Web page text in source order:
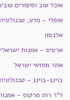
אוכל טוב וסיפורים
אופלי – מדע, טכנולוגיה
אלכסון
ארטיס – אמנות
אתר מחזאי ישראל
בוינג-בוינג –
ד"ר רות מרקוס –